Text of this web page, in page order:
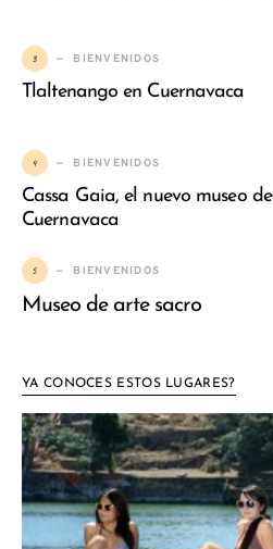
3 BIENVENIDOS
Tlaltenango en Cuernavaca
4 BIENVENIDOS
Cassa Gaia, el nuevo museo de
Cuernavaca
5 BIENVENIDOS
Museo de arte sacro
YA CONOCES ESTOS LUGARES?